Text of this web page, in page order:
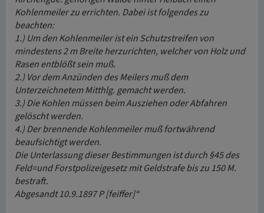
Kohlenmeiler zu errichten. Dabei ist folgendes zu
beachten:
1.) Um den Kohlenmeiler ist ein Schutzstreifen von
mindestens 2 m Breite herzurichten, welcher von Holz und
Rasen entblößt sein muß.
2.) Vor dem Anzünden des Meilers muß dem
Unterzeichnetem Mitthlg. gemacht werden.
3.) Die Kohlen müssen beim Ausziehen oder Abfahren
gelöscht werden.
4.) Der brennende Kohlenmeiler muß fortwährend
beaufsichtigt werden.
Die Unterlassung dieser Bestimmungen ist durch §45 des
Feld=und Forstpolizeigesetz mit Geldstrafe bis zu 150 M.
bestraft.
Abgesandt 10.9.1897 P [feiffer]“